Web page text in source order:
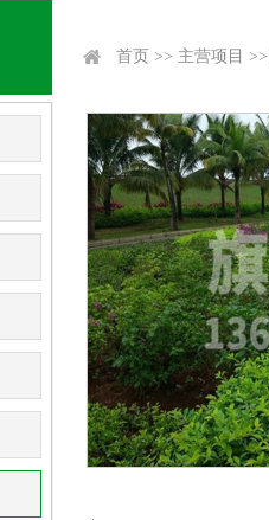
首页 >> 主营项目 >>